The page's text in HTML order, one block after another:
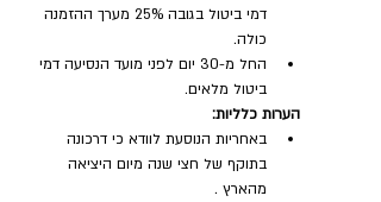
דמי ביטול בגובה 25% מערך ההזמנה
כולה.
החל מ-30 יום לפני מועד הנסיעה דמי
ביטול מלאים.
הערות כלליות:
באחריות הנוסעת לוודא כי דרכונה
בתוקף של חצי שנה מיום היציאה
מהארץ .